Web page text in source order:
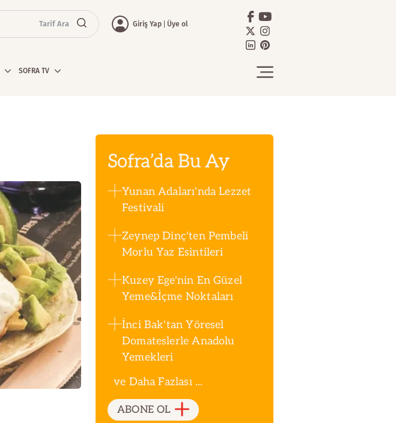
Tarif Ara Giriş Yap Üye ol
SOFRA TV
Sofra’da Bu Ay
Yunan Adaları'nda Lezzet
Festivali
Zeynep Dinç'ten Pembeli
Morlu Yaz Esintileri
Kuzey Ege'nin En Güzel
Yeme&İçme Noktaları
İnci Bak'tan Yöresel
Domateslerle Anadolu
Yemekleri
ve Daha Fazlası ...
ABONE OL